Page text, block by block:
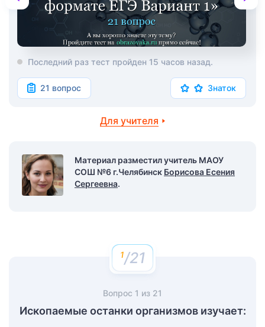
Последний раз тест пройден 15 часов назад.
21 вопрос Знаток
Для учителя
Материал разместил учитель МАОУ
СОШ №6 г.Челябинск Борисова Есения
Сергеевна.
/21
Вопрос 1 из 21
Ископаемые останки организмов изучает: